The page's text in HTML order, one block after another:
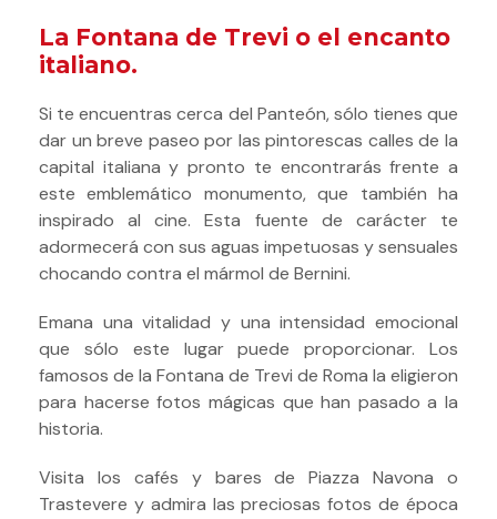
La Fontana de Trevi o el encanto
italiano.
Si te encuentras cerca del Panteón, sólo tienes que
dar un breve paseo por las pintorescas calles de la
capital italiana y pronto te encontrarás frente a
este emblemático monumento, que también ha
inspirado al cine. Esta fuente de carácter te
adormecerá con sus aguas impetuosas y sensuales
chocando contra el mármol de Bernini.
Emana una vitalidad y una intensidad emocional
que sólo este lugar puede proporcionar. Los
famosos de la Fontana de Trevi de Roma la eligieron
para hacerse fotos mágicas que han pasado a la
historia.
Visita los cafés y bares de Piazza Navona o
Trastevere y admira las preciosas fotos de época